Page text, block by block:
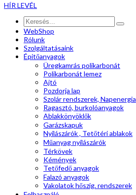
HÍR LEVÉL
WebShop
Rólunk
Szolgáltatásaink
Épitőanyagok
Üregkamrás polikarbonát
Polikarbonát lemez
Ajtó
Pozdorja lap
Szolár rendszerek, Napenergia
Ragasztó, burkolóanyagok
Ablakkönyöklők
Garázskapuk
Nyílászárók , Tetőtéri ablakok
Műanyag nyílászárók
Térkövek
Kémények
Tetőfedő anyagok
Falazó anyagok
Vakolatok hőszig. rendszerek